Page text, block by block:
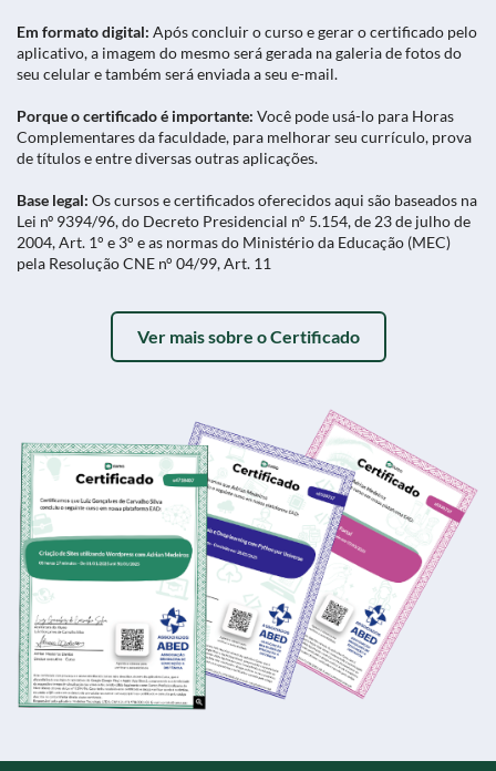
Em formato digital: Após concluir o curso e gerar o certificado pelo
aplicativo, a imagem do mesmo será gerada na galeria de fotos do
seu celular e também será enviada a seu e-mail.
Porque o certificado é importante: Você pode usá-lo para Horas
Complementares da faculdade, para melhorar seu currículo, prova
de títulos e entre diversas outras aplicações.
Base legal: Os cursos e certificados oferecidos aqui são baseados na
Lei nº 9394/96, do Decreto Presidencial n° 5.154, de 23 de julho de
2004, Art. 1° e 3° e as normas do Ministério da Educação (MEC)
pela Resolução CNE n° 04/99, Art. 11
Ver mais sobre o Certificado